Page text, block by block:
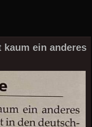
kaum ein anderes